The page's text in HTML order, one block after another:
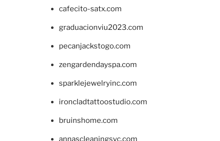
cafecito-satx.com
graduacionviu2023.com
pecanjackstogo.com
zengardendayspa.com
sparklejewelryinc.com
ironcladtattoostudio.com
bruinshome.com
annascleaningsvc.com